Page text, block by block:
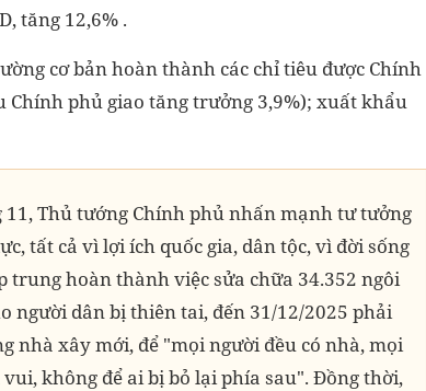
tăng 12,6% .
cơ bản hoàn thành các chỉ tiêu được Chính
Chính phủ giao tăng trưởng 3,9%); xuất khẩu
Thủ tướng Chính phủ nhấn mạnh tư tưởng
tất cả vì lợi ích quốc gia, dân tộc, vì đời sống
hoàn thành việc sửa chữa 34.352 ngôi
người dân bị thiên tai, đến 31/12/2025 phải
nhà xây mới, để "mọi người đều có nhà, mọi
không để ai bị bỏ lại phía sau". Đồng thời,